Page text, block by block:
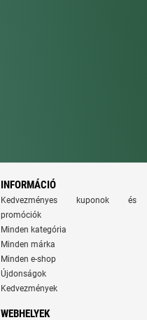
INFORMÁCIÓ
Kedvezményes kuponok és
promóciók
Minden kategória
Minden márka
Minden e-shop
Újdonságok
Kedvezmények
WEBHELYEK